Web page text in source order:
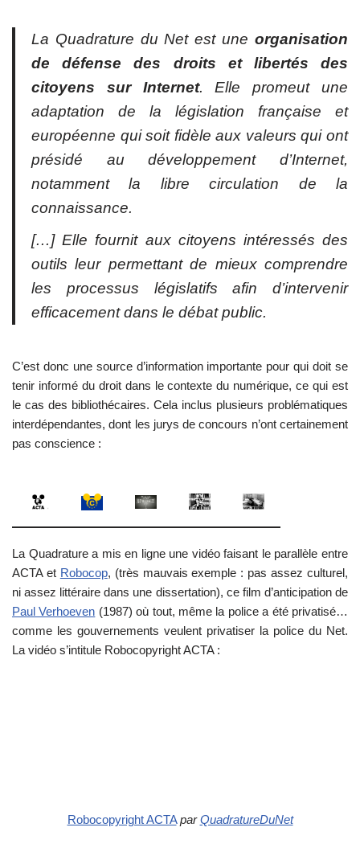
La Quadrature du Net est une organisation
de défense des droits et libertés des
citoyens sur Internet. Elle promeut une
adaptation de la législation française et
européenne qui soit fidèle aux valeurs qui ont
présidé au développement d’Internet,
notamment la libre circulation de la
connaissance.
[…] Elle fournit aux citoyens intéressés des
outils leur permettant de mieux comprendre
les processus législatifs afin d’intervenir
efficacement dans le débat public.
C’est donc une source d’information importante pour qui doit se
tenir informé du droit dans le contexte du numérique, ce qui est
le cas des bibliothécaires. Cela inclus plusieurs problématiques
interdépendantes, dont les jurys de concours n’ont certainement
pas conscience :
La Quadrature a mis en ligne une vidéo faisant le parallèle entre
ACTA et Robocop, (très mauvais exemple : pas assez culturel,
ni assez littéraire dans une dissertation), ce film d’anticipation de
Paul Verhoeven (1987) où tout, même la police a été privatisé…
comme les gouvernements veulent privatiser la police du Net.
La vidéo s’intitule Robocopyright ACTA :
Robocopyright ACTA parQuadratureDuNet